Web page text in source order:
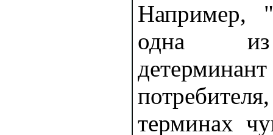
Например,
одна из
терминах